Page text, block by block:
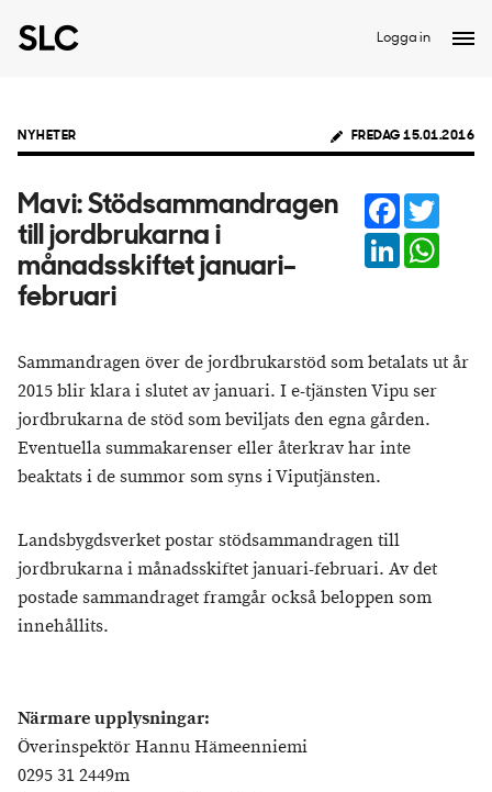
Logga in
NYHETER FREDAG 15.01.2016
Mavi: Stödsammandragen
till jordbrukarna i
månadsskiftet januari–
februari
Facebook
LinkedIn
Sammandragen över de jordbrukarstöd som betalats ut år
2015 blir klara i slutet av januari. I e-tjänsten Vipu ser
jordbrukarna de stöd som beviljats den egna gården.
Eventuella summakarenser eller återkrav har inte
beaktats i de summor som syns i Viputjänsten.
Landsbygdsverket postar stödsammandragen till
jordbrukarna i månadsskiftet januari-februari. Av det
postade sammandraget framgår också beloppen som
innehållits.
Närmare upplysningar:
Överinspektör Hannu Hämeenniemi
0295 31 2449m